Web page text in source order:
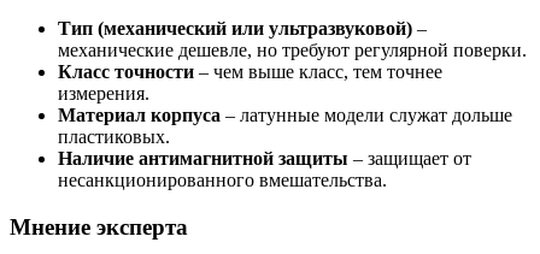
Тип (механический или ультразвуковой) –
механические дешевле, но требуют регулярной поверки.
Класс точности – чем выше класс, тем точнее
измерения.
Материал корпуса – латунные модели служат дольше
пластиковых.
Наличие антимагнитной защиты – защищает от
несанкционированного вмешательства.
Мнение эксперта